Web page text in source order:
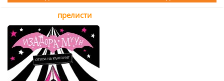
прелисти